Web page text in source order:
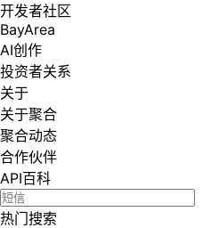
开发者社区
BayArea
AI创作
投资者关系
关于
关于聚合
聚合动态
合作伙伴
API百科
热门搜索